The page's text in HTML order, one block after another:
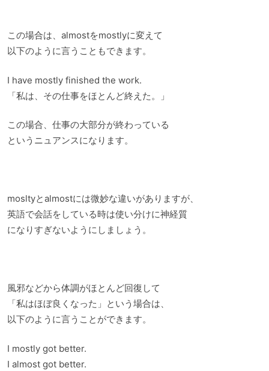
この場合は、almostをmostlyに変えて
以下のように言うこともできます。
I have mostly finished the work.
「私は、その仕事をほとんど終えた。」
この場合、仕事の大部分が終わっている
というニュアンスになります。
mosltyとalmostには微妙な違いがありますが、
英語で会話をしている時は使い分けに神経質
になりすぎないようにしましょう。
風邪などから体調がほとんど回復して
「私はほぼ良くなった」という場合は、
以下のように言うことができます。
I mostly got better.
I almost got better.